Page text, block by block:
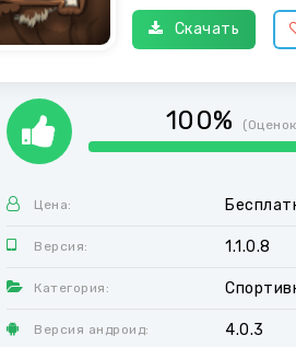
Скачать
100%
Цена:
Версия: 1.1.0.8
Категория:
Версия андроид: 4.0.3